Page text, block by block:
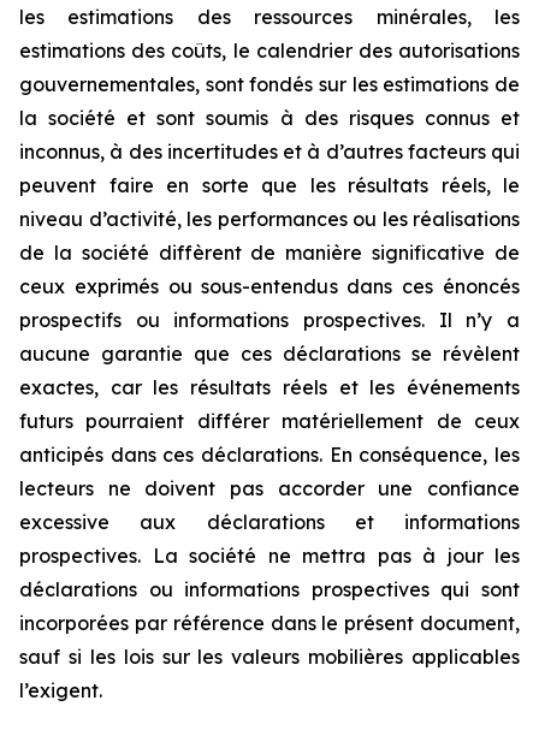
les estimations des ressources minérales, les
estimations des coûts, le calendrier des autorisations
gouvernementales, sont fondés sur les estimations de
la société et sont soumis à des risques connus et
inconnus, à des incertitudes et à d’autres facteurs qui
peuvent faire en sorte que les résultats réels, le
niveau d’activité, les performances ou les réalisations
de la société diffèrent de manière significative de
ceux exprimés ou sous-entendus dans ces énoncés
prospectifs ou informations prospectives. Il n’y a
aucune garantie que ces déclarations se révèlent
exactes, car les résultats réels et les événements
futurs pourraient différer matériellement de ceux
anticipés dans ces déclarations. En conséquence, les
lecteurs ne doivent pas accorder une confiance
excessive aux déclarations et informations
prospectives. La société ne mettra pas à jour les
déclarations ou informations prospectives qui sont
incorporées par référence dans le présent document,
sauf si les lois sur les valeurs mobilières applicables
l’exigent.